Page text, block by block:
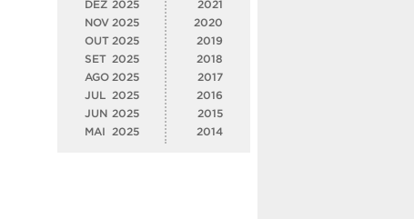
DEZ 2025
NOV 2025
OUT 2025
SET 2025
AGO 2025
JUL
2025
JUN 2025
MAI
2025
2021
2020
2019
2018
2017
2016
2015
2014